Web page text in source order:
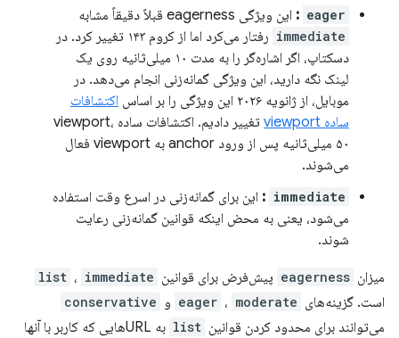
eager
: این ویژگی eagerness قبلاً دقیقاً مشابه
immediate
رفتار می‌کرد اما از کروم ۱۴۳ تغییر کرد. در
دسکتاپ، اگر اشاره‌گر را به مدت ۱۰ میلی‌ثانیه روی یک
لینک نگه دارید، این ویژگی گمانه‌زنی انجام می‌دهد. در
موبایل، از ژانویه ۲۰۲۶ این ویژگی را بر اساس
اکتشافات
ساده viewport
تغییر دادیم. اکتشافات ساده viewport،
۵۰ میلی‌ثانیه پس از ورود anchor به viewport فعال
می‌شوند.
immediate
: این برای گمانه‌زنی در اسرع وقت استفاده
می‌شود، یعنی به محض اینکه قوانین گمانه‌زنی رعایت
شوند.
میزان eagerness پیش‌فرض برای قوانین list ، immediate
است. گزینه‌های eager ، moderate و conservative
می‌توانند برای محدود کردن قوانین list
به URLهایی که کاربر با آنها